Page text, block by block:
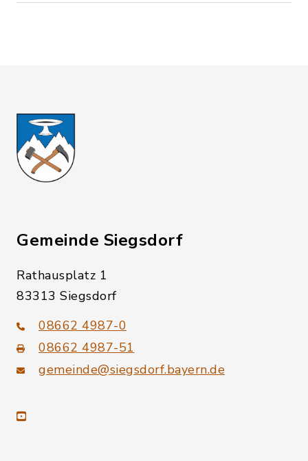
Gemeinde Siegsdorf
Rathausplatz 1
83313 Siegsdorf
08662 4987-0
08662 4987-51
gemeinde@siegsdorf.bayern.de
youtube